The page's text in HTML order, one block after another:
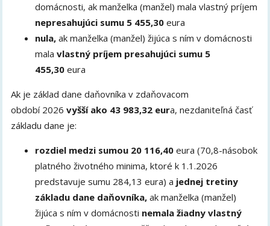
domácnosti, ak manželka (manžel) mala vlastný príjem
nepresahujúci sumu 5 455,30eura
nula,ak manželka (manžel) žijúca s ním v domácnosti
mala vlastný príjem presahujúci sumu 5
455,30eura
Ak je základ dane daňovníka v zdaňovacom
období 2026 vyšší ako 43 983,32 eura, nezdaniteľná časť
základu dane je:
rozdiel medzi sumou 20 116,40 eura (70,8-násobok
platného životného minima, ktoré k 1.1.2026
predstavuje sumu 284,13 eura) a jednej tretiny
základu dane daňovníka,ak manželka (manžel)
žijúca s ním v domácnosti nemala žiadny vlastný